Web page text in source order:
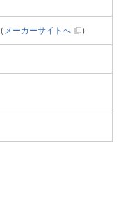
メーカーサイトへ ）